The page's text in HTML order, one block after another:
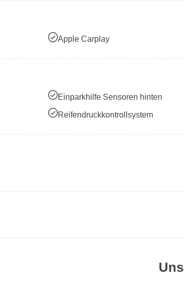
Apple Carplay
Einparkhilfe Sensoren hinten
Reifendruckkontrollsystem